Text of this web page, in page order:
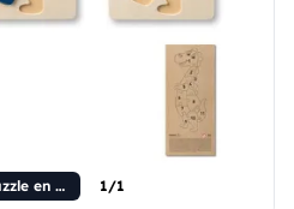
DIPLODOCUS. Puzzle en contreplaqué en forme de dinosaure 1/1